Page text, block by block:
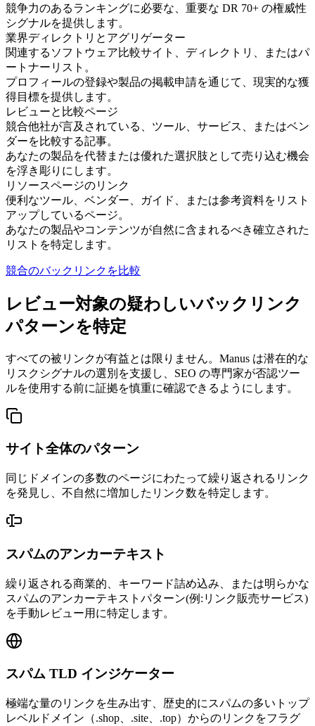
競争力のあるランキングに必要な、重要な DR 70+ の権威性
シグナルを提供します。
業界ディレクトリとアグリゲーター
関連するソフトウェア比較サイト、ディレクトリ、またはパ
ートナーリスト。
プロフィールの登録や製品の掲載申請を通じて、現実的な獲
得目標を提供します。
レビューと比較ページ
競合他社が言及されている、ツール、サービス、またはベン
ダーを比較する記事。
あなたの製品を代替または優れた選択肢として売り込む機会
を浮き彫りにします。
リソースページのリンク
便利なツール、ベンダー、ガイド、または参考資料をリスト
アップしているページ。
あなたの製品やコンテンツが自然に含まれるべき確立された
リストを特定します。
競合のバックリンクを比較
レビュー対象の疑わしいバックリンク
パターンを特定
すべての被リンクが有益とは限りません。Manus は潜在的な
リスクシグナルの選別を支援し、SEO の専門家が否認ツー
ルを使用する前に証拠を慎重に確認できるようにします。
サイト全体のパターン
同じドメインの多数のページにわたって繰り返されるリンク
を発見し、不自然に増加したリンク数を特定します。
スパムのアンカーテキスト
繰り返される商業的、キーワード詰め込み、または明らかな
スパムのアンカーテキストパターン(例:リンク販売サービス)
を手動レビュー用に特定します。
スパム TLD インジケーター
極端な量のリンクを生み出す、歴史的にスパムの多いトップ
レベルドメイン（.shop、.site、.top）からのリンクをフラグ